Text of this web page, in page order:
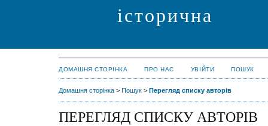
історична
ДОМАШНЯ СТОРІНКА ПРО НАС УВІЙТИ ПОШУК
Домашня сторінка > Пошук > Перегляд списку авторів
ПЕРЕГЛЯД СПИСКУ АВТОРІВ